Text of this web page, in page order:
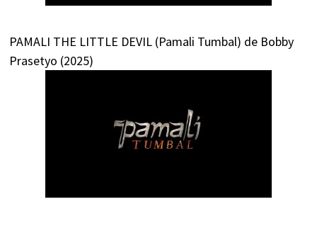
PAMALI THE LITTLE DEVIL (Pamali Tumbal) de Bobby
Prasetyo (2025)